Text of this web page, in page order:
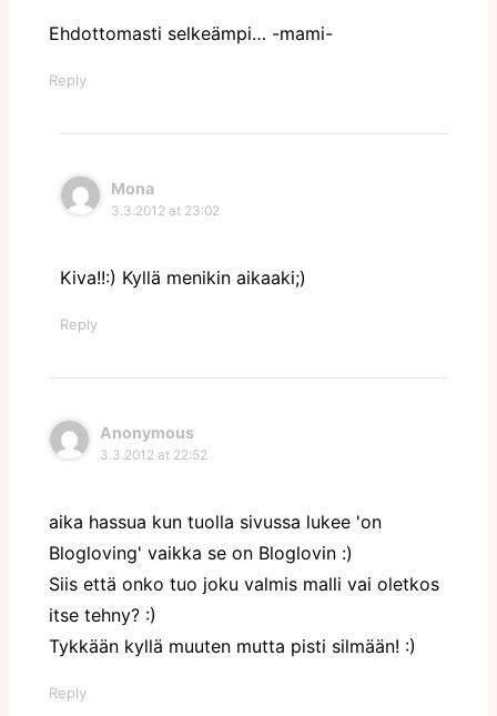
Ehdottomasti selkeämpi… -mami-
Reply
Mona
3.3.2012 at 23:02
Kiva!!:) Kyllä menikin aikaaki;)
Reply
Anonymous
3.3.2012 at 22:52
aika hassua kun tuolla sivussa lukee 'on
Blogloving' vaikka se on Bloglovin :)
Siis että onko tuo joku valmis malli vai oletkos
itse tehny? :)
Tykkään kyllä muuten mutta pisti silmään! :)
Reply